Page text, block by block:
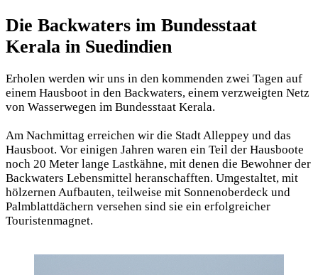
Die Backwaters im Bundesstaat
Kerala in Suedindien
Erholen werden wir uns in den kommenden zwei Tagen auf
einem Hausboot in den Backwaters, einem verzweigten Netz
von Wasserwegen im Bundesstaat Kerala.
Am Nachmittag erreichen wir die Stadt Alleppey und das
Hausboot. Vor einigen Jahren waren ein Teil der Hausboote
noch 20 Meter lange Lastkähne, mit denen die Bewohner der
Backwaters Lebensmittel heranschafften. Umgestaltet, mit
hölzernen Aufbauten, teilweise mit Sonnenoberdeck und
Palmblattdächern versehen sind sie ein erfolgreicher
Touristenmagnet.